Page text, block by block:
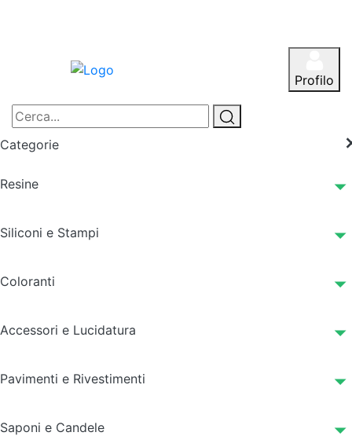
Profilo
Categorie
Resine
Siliconi e Stampi
Coloranti
Accessori e Lucidatura
Pavimenti e Rivestimenti
Saponi e Candele